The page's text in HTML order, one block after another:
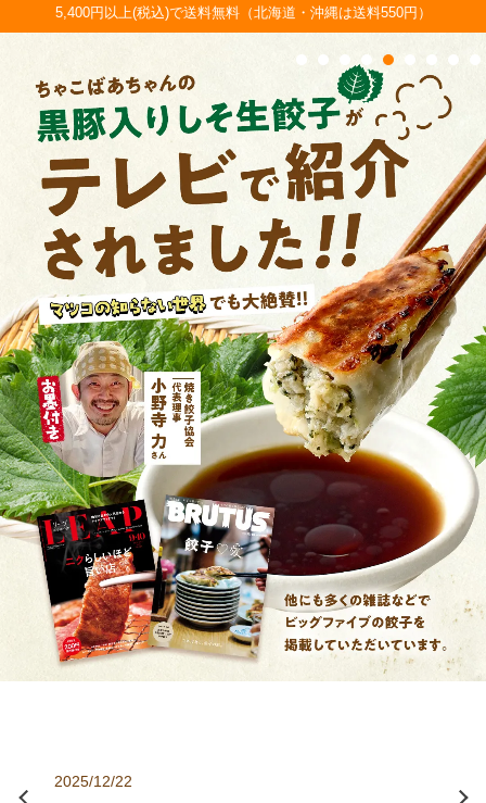
5,400円以上(税込)で送料無料（北海道・沖縄は送料550円）
NEWS
2025/12/22